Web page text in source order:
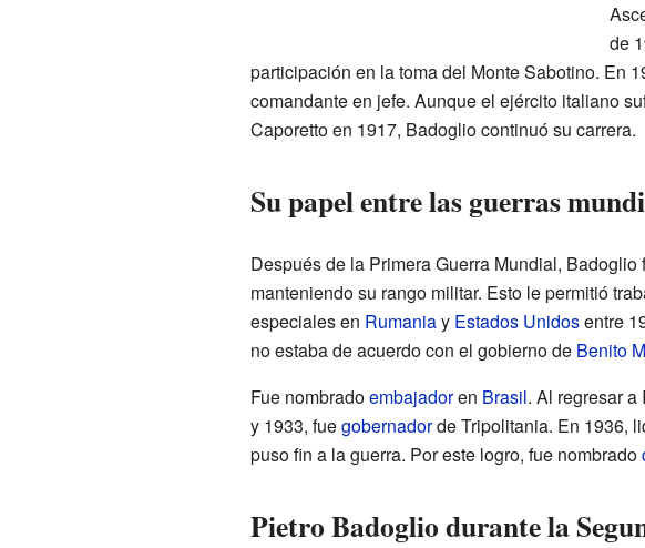
de
participación en la toma del Monte Sabotino. En
comandante en jefe. Aunque el ejército italiano
Caporetto en 1917, Badoglio continuó su carrera.
Su papel entre las guerras
Después de la Primera Guerra Mundial, Badoglio
manteniendo su rango militar. Esto le permitió
especiales en Rumaniay Estados Unidosentre
no estaba de acuerdo con el gobierno de Benito
Fue nombradoembajadoren Brasil. Al regresar
y 1933, fuegobernadorde Tripolitania. En 1936,
puso fin a la guerra. Por este logro, fue nombrado
Pietro Badoglio durante la